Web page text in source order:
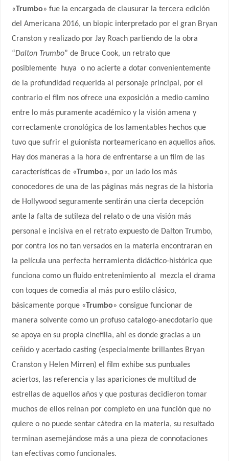
«Trumbo» fue la encargada de clausurar la tercera edición
del Americana 2016, un biopic interpretado por el gran Bryan
Cranston y realizado por Jay Roach partiendo de la obra
“Dalton Trumbo” de Bruce Cook, un retrato que
posiblemente
huya o no acierte a dotar convenientemente
de la profundidad requerida al personaje principal, por el
contrario el film nos ofrece una exposición a medio camino
entre lo más puramente académico y la visión amena y
correctamente cronológica de los lamentables hechos que
tuvo que sufrir el guionista norteamericano en aquellos años.
Hay dos maneras a la hora de enfrentarse a un film de las
características de «Trumbo«, por un lado los más
conocedores de una de las páginas más negras de la historia
de Hollywood seguramente sentirán una cierta decepción
ante la falta de sutileza del relato o de una visión más
personal e incisiva en el retrato expuesto de Dalton Trumbo,
por contra los no tan versados en la materia encontraran en
la película una perfecta herramienta didáctico-histórica que
funciona como un fluido entretenimiento al
mezcla el drama
con toques de comedia al más puro estilo clásico,
básicamente porque «Trumbo» consigue funcionar de
manera solvente como un profuso catalogo-anecdotario que
se apoya en su propia cinefilia, ahí es donde gracias a un
ceñido y acertado casting (especialmente brillantes Bryan
Cranston y Helen Mirren) el film exhibe sus puntuales
aciertos, las referencia y las apariciones de multitud de
estrellas de aquellos años y que posturas decidieron tomar
muchos de ellos reinan por completo en una función que no
quiere o no puede sentar cátedra en la materia, su resultado
terminan asemejándose más a una pieza de connotaciones
tan efectivas como funcionales.